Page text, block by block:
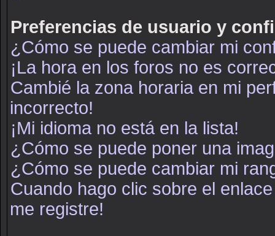
Preferencias de usuario y
¿Cómo se puede cambiar mi
¡La hora en los foros no es
Cambié la zona horaria en mi
incorrecto!
¡Mi idioma no está en la lista!
¿Cómo se puede poner una
¿Cómo se puede cambiar mi
Cuando hago clic sobre el
me registre!